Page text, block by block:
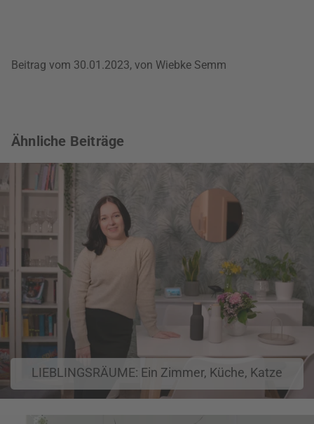
Beitrag vom 30.01.2023, von Wiebke Semm
Ähnliche Beiträge
LIEBLINGSRÄUME: Ein Zimmer, Küche, Katze